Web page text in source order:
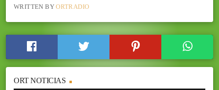
WRITTEN BYORTRADIO
ORT NOTICIAS